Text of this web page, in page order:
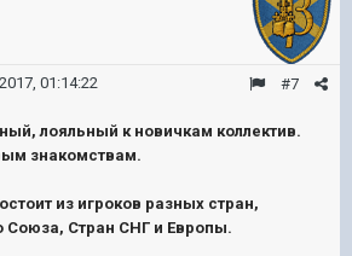
#7
01:14:22
лояльный к новичкам коллектив.
знакомствам.
из игроков разных стран,
Союза, Стран СНГ и Европы.